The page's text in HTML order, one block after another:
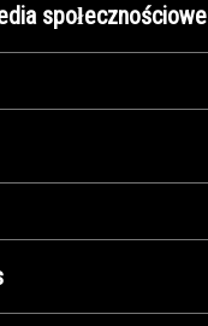
społecznościowe